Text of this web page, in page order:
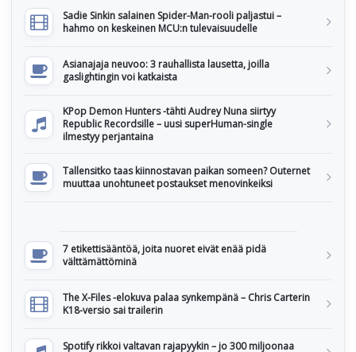
Sadie Sinkin salainen Spider-Man-rooli paljastui –
hahmo on keskeinen MCU:n tulevaisuudelle
Asianajaja neuvoo: 3 rauhallista lausetta, joilla
gaslightingin voi katkaista
KPop Demon Hunters -tähti Audrey Nuna siirtyy
Republic Recordsille – uusi superHuman-single
ilmestyy perjantaina
Tallensitko taas kiinnostavan paikan someen? Outernet
muuttaa unohtuneet postaukset menovinkeiksi
7 etikettisääntöä, joita nuoret eivät enää pidä
välttämättöminä
The X-Files -elokuva palaa synkempänä – Chris Carterin
K18-versio sai trailerin
Spotify rikkoi valtavan rajapyykin – jo 300 miljoonaa